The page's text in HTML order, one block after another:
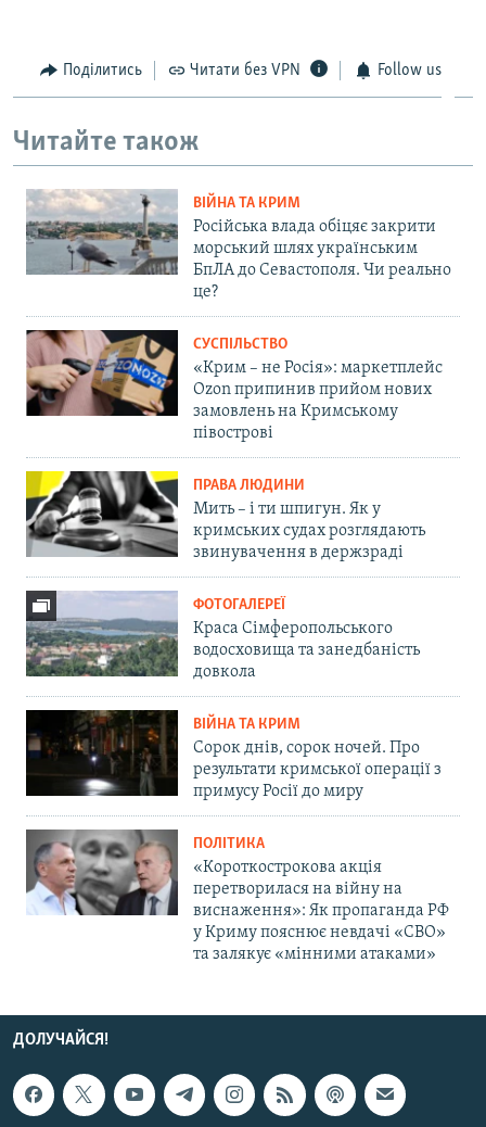
Поділитись Читати без VPN Follow us
Читайте також
ВІЙНА ТА КРИМ
Російська влада обіцяє закрити
морський шлях українським
БпЛА до Севастополя. Чи реально
це?
СУСПІЛЬСТВО
«Крим – не Росія»: маркетплейс
Ozon припинив прийом нових
замовлень на Кримському
півострові
ПРАВА ЛЮДИНИ
Мить – і ти шпигун. Як у
кримських судах розглядають
звинувачення в держзраді
ФОТОГАЛЕРЕЇ
Краса Сімферопольського
водосховища та занедбаність
довкола
ВІЙНА ТА КРИМ
Сорок днів, сорок ночей. Про
результати кримської операції з
примусу Росії до миру
ПОЛІТИКА
«Короткострокова акція
перетворилася на війну на
виснаження»: Як пропаганда РФ
у Криму пояснює невдачі «СВО»
та залякує «мінними атаками»
ДОЛУЧАЙСЯ!